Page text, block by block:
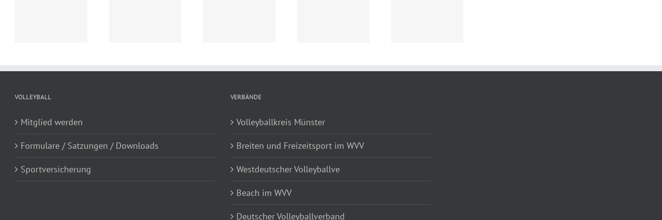
VOLLEYBALL
Mitglied werden
Formulare / Satzungen / Downloads
Sportversicherung
VERBÄNDE
Volleyballkreis Münster
Breiten und Freizeitsport im WVV
Westdeutscher Volleyballve
Beach im WVV
Deutscher Volleyballverband